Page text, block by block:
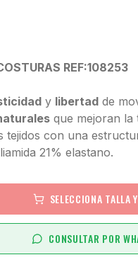
REF:108253
y libertad de
que mejoran la
tejidos con una
21% elastano.
SELECCIONA TALLA
CONSULTAR POR